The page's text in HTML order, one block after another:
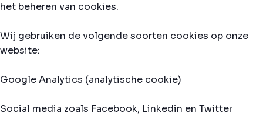
het beheren van cookies.
Wij gebruiken de volgende soorten cookies op onze
website:
Google Analytics (analytische cookie)
Social media zoals Facebook, Linkedin en Twitter